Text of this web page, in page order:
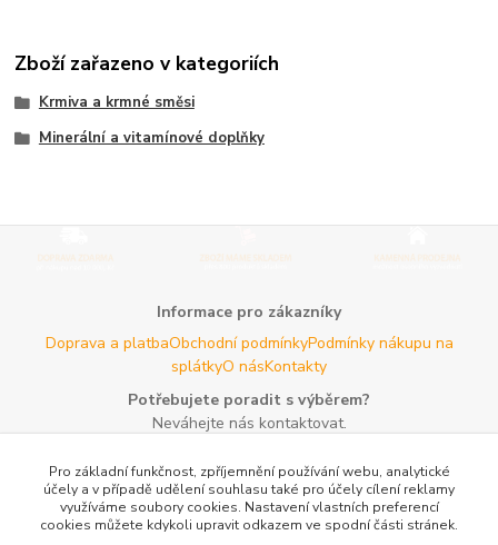
Zboží zařazeno v kategoriích
Krmiva a krmné směsi
Minerální a vitamínové doplňky
Informace pro zákazníky
Doprava a platbaObchodní podmínkyPodmínky nákupu na
splátkyO násKontakty
Potřebujete poradit s výběrem?
Neváhejte nás kontaktovat.
Email:info@agroczechia.cz- kdykoliv
Užitečné informace
Pro základní funkčnost, zpříjemnění používání webu, analytické
účely a v případě udělení souhlasu také pro účely cílení reklamy
využíváme soubory cookies. Nastavení vlastních preferencí
cookies můžete kdykoli upravit odkazem ve spodní části stránek.